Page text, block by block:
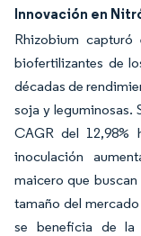
Innovación en
Rhizobium
biofertilizantes de
décadas de
soja y leguminosas.
CAGR del 12,98%
inoculación
maicero que
tamaño del
se beneficia de la